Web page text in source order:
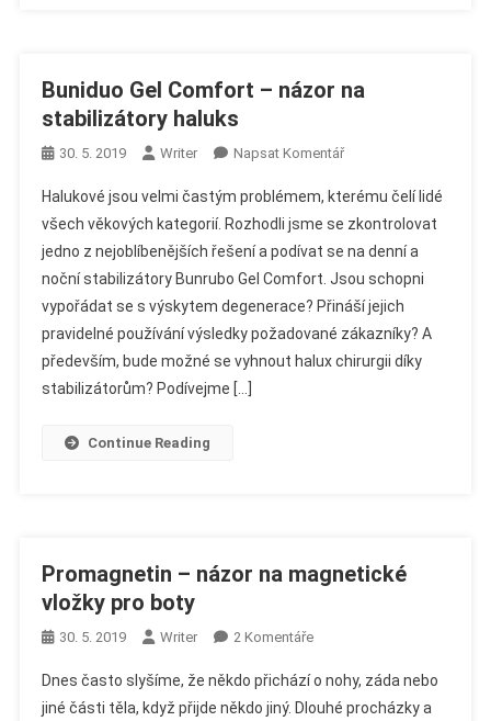
Buniduo Gel Comfort – názor na
stabilizátory haluks
30. 5. 2019 Writer Napsat KomentářOn
Gel
Comfort
–
Názor
Na
Stabilizátory
Haluks
Halukové jsou velmi častým problémem, kterému čelí lidé
všech věkových kategorií. Rozhodli jsme se zkontrolovat
jedno z nejoblíbenějších řešení a podívat se na denní a
noční stabilizátory Bunrubo Gel Comfort. Jsou schopni
vypořádat se s výskytem degenerace? Přináší jejich
pravidelné používání výsledky požadované zákazníky? A
především, bude možné se vyhnout halux chirurgii díky
stabilizátorům? Podívejme […]
Continue Reading
Promagnetin – názor na magnetické
vložky pro boty
30. 5. 2019 Writer 2 KomentářeU
S
Názvem
Dnes často slyšíme, že někdo přichází o nohy, záda nebo
jiné části těla, když přijde někdo jiný. Dlouhé procházky a